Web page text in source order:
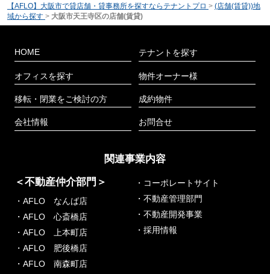
【AFLO】大阪市で貸店舗・貸事務所を探すならテナントプロ > (店舗(賃貸))地
域から探す > 大阪市天王寺区の店舗(賃貸)
HOME
オフィスを探す
移転・閉業をご検討の方
会社情報
テナントを探す
物件オーナー様
成約物件
お問合せ
関連事業内容
＜不動産仲介部門＞
・AFLO なんば店
・AFLO 心斎橋店
・AFLO 上本町店
・AFLO 肥後橋店
・AFLO 南森町店
・コーポレートサイト
・不動産管理部門
・不動産開発事業
・採用情報